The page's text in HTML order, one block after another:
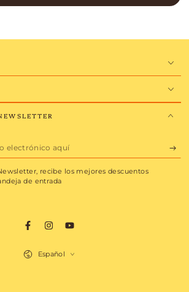
recibe los mejores descuentos
de entrada
FacebookInstagramYouTube
Idioma
Español